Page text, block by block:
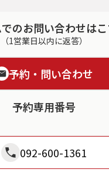
のお問い合わせはこ
（1営業日以内に返答）
予約・問い合わせ
予約専用番号
092-600-1361